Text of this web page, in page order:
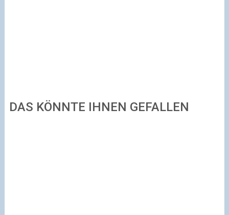
DAS KÖNNTE IHNEN GEFALLEN